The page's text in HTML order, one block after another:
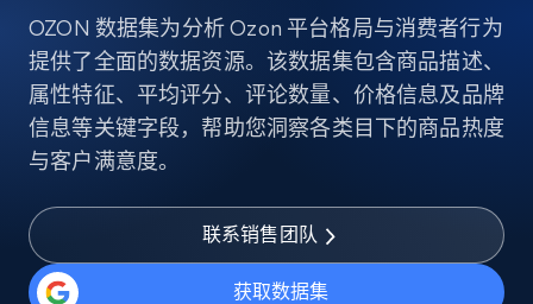
OZON 数据集为分析 Ozon 平台格局与消费者行为
提供了全面的数据资源。该数据集包含商品描述、
属性特征、平均评分、评论数量、价格信息及品牌
信息等关键字段，帮助您洞察各类目下的商品热度
与客户满意度。
联系销售团队
获取数据集